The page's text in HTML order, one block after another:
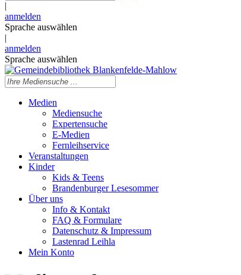
|
anmelden
Sprache auswählen
|
anmelden
Sprache auswählen
Medien
Mediensuche
Expertensuche
E-Medien
Fernleihservice
Veranstaltungen
Kinder
Kids & Teens
Brandenburger Lesesommer
Über uns
Info & Kontakt
FAQ & Formulare
Datenschutz & Impressum
Lastenrad Leihla
Mein Konto